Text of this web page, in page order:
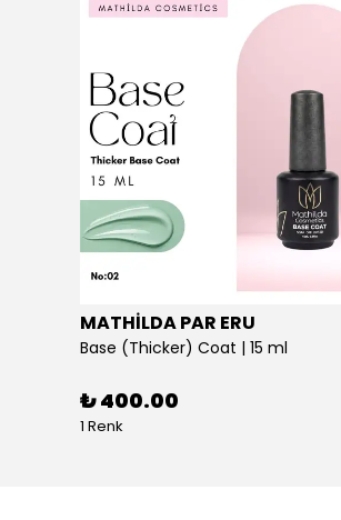
MATHİLDA PAR ERU
Base (Thicker) Coat | 15 ml
₺ 400.00
1 Renk